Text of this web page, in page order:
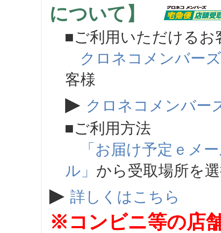
について】
■ご利用いただけるお
クロネコメンバーズ
客様
▶ クロネコメンバー
■ご利用方法
「お届け予定ｅメ
ル」 から受取場所を
▶ 詳しくはこちら
※コンビニ等の店